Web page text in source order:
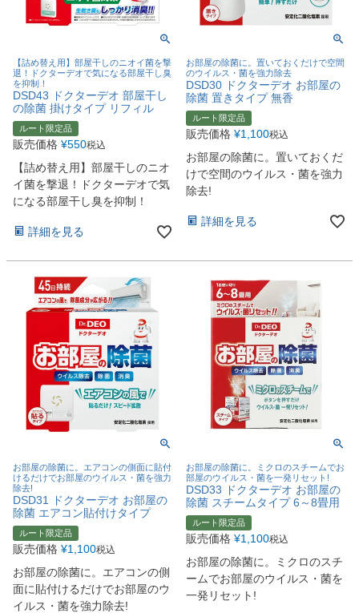
【詰め替え用】部屋干しのニオイ菌を撃
退！ドクターデオで気になる部屋干し臭
を抑制！
DSD43 ドクターデオ 部屋干し
の除菌 掛けタイプ リフィル
ルート限定品
販売価格 ¥550税込
【詰め替え用】部屋干しのニオ
イ菌を撃退！ドクターデオで気
になる部屋干し臭を抑制！
詳細を見る
お部屋の除菌に。置いておくだけで空間
のウイルス・菌を強力除去
DSD30 ドクターデオ お部屋の
除菌 置きタイプ 無香
ルート限定品
販売価格 ¥1,100税込
お部屋の除菌に。置いておくだ
けで空間のウイルス・菌を強力
除去!
詳細を見る
お部屋の除菌に。エアコンの側面に貼付
けるだけでお部屋のウイルス・菌を強力
除去!
DSD31 ドクターデオ お部屋の
除菌 エアコン貼付けタイプ
ルート限定品
販売価格 ¥1,100税込
お部屋の除菌に。エアコンの側
面に貼付けるだけでお部屋のウ
イルス・菌を強力除去!
お部屋の除菌に。ミクロのスチームでお
部屋のウイルス・菌を一発リセット!
DSD33 ドクターデオ お部屋の
除菌 スチームタイプ 6～8畳用
ルート限定品
販売価格 ¥1,100税込
お部屋の除菌に。ミクロのスチ
ームでお部屋のウイルス・菌を
一発リセット!